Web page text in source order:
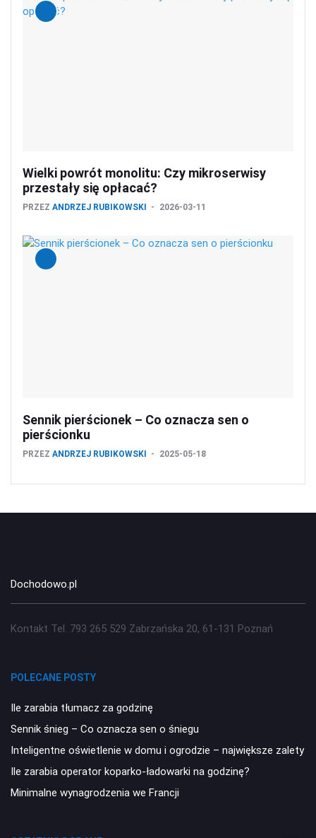
Wielki powrót monolitu: Czy mikroserwisy
przestały się opłacać?
PRZEZ ANDRZEJ RUBIKOWSKI 2026-03-11
Sennik pierścionek – Co oznacza sen o
pierścionku
PRZEZ ANDRZEJ RUBIKOWSKI 2025-05-18
Dochodowo.pl
Kontakt Tel. 793 265 529 Zabrzańska 20, 61-131 Poznań
POLECANE POSTY
Ile zarabia tłumacz za godzinę
Sennik śnieg – Co oznacza sen o śniegu
Inteligentne oświetlenie w domu i ogrodzie – największe zalety
Ile zarabia operator koparko-ładowarki na godzinę?
Minimalne wynagrodzenia we Francji